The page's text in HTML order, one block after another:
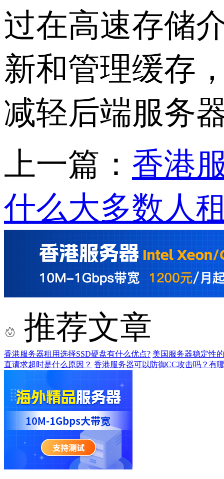
过在高速存储
新和管理缓存
减轻后端服务
上一篇： 香港
什么大多数人
推荐文章
香港服务器租用选择SSD硬盘有什么优点? 美国服务器稳定性
直请求超时是什么原因？ 香港服务器可以防御CC攻击吗？有